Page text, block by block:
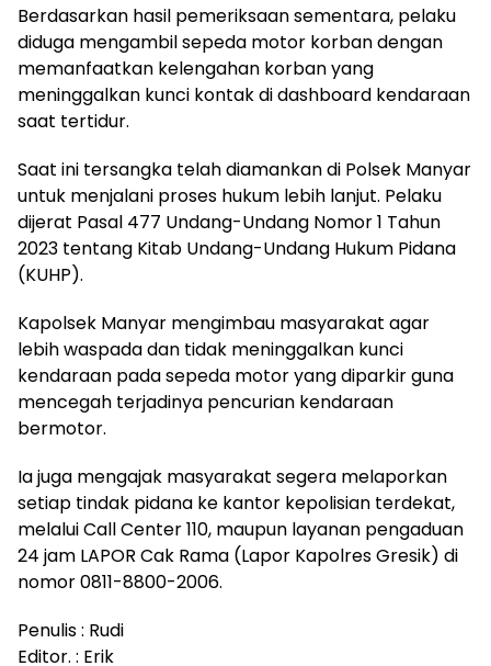
Berdasarkan hasil pemeriksaan sementara, pelaku
diduga mengambil sepeda motor korban dengan
memanfaatkan kelengahan korban yang
meninggalkan kunci kontak di dashboard kendaraan
saat tertidur.
Saat ini tersangka telah diamankan di Polsek Manyar
untuk menjalani proses hukum lebih lanjut. Pelaku
dijerat Pasal 477 Undang-Undang Nomor 1 Tahun
2023 tentang Kitab Undang-Undang Hukum Pidana
(KUHP).
Kapolsek Manyar mengimbau masyarakat agar
lebih waspada dan tidak meninggalkan kunci
kendaraan pada sepeda motor yang diparkir guna
mencegah terjadinya pencurian kendaraan
bermotor.
Ia juga mengajak masyarakat segera melaporkan
setiap tindak pidana ke kantor kepolisian terdekat,
melalui Call Center 110, maupun layanan pengaduan
24 jam LAPOR Cak Rama (Lapor Kapolres Gresik) di
nomor 0811-8800-2006.
Penulis : Rudi
Editor. : Erik